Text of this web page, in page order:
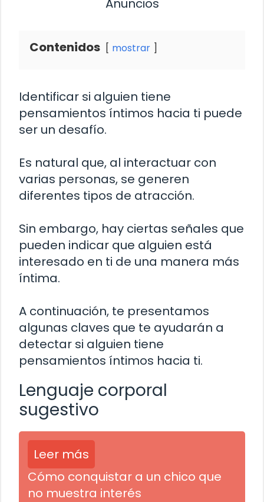
Anuncios
Contenidos mostrar
Identificar si alguien tiene
pensamientos íntimos hacia ti puede
ser un desafío.
Es natural que, al interactuar con
varias personas, se generen
diferentes tipos de atracción.
Sin embargo, hay ciertas señales que
pueden indicar que alguien está
interesado en ti de una manera más
íntima.
A continuación, te presentamos
algunas claves que te ayudarán a
detectar si alguien tiene
pensamientos íntimos hacia ti.
Lenguaje corporal
sugestivo
Leer más
Cómo conquistar a un chico que
no muestra interés